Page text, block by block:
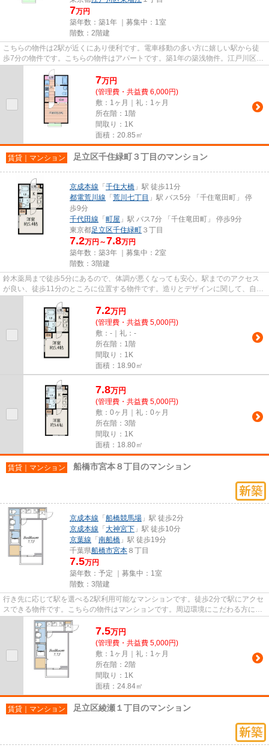
7万円
築年数：築1年 ｜募集中： 1室
階数：2階建
こちらの物件は2駅が近くにあり便利です。電車移動の多い方に嬉しい駅から徒
歩7分の物件です。こちらの物件はアパートです。築1年の築浅物件。江戸川区エ
リアにある賃貸情報のことなら...
7万円
(管理費・共益費 6,000円)
敷：1ヶ月｜礼：1ヶ月
所在階：1階
間取り：1K
面積：20.85㎡
賃貸｜マンション 足立区千住緑町３丁目のマンション
京成本線 「 千住大橋 」駅 徒歩11分
都電荒川線 「 荒川七丁目 」駅 バス5分 「千住竜田町」 停
歩9分
千代田線 「 町屋 」駅 バス7分 「千住竜田町」 停歩9分
東京都足立区千住緑町 ３丁目
7.2万円～7.8万円
築年数：築3年 ｜募集中： 2室
階数：3階建
鈴木薬局まで徒歩5分にあるので、体調が悪くなっても安心。駅までのアクセス
が良い、徒歩11分のところに位置する物件です。造りとデザインに関して、自信
7.2万円
(管理費・共益費 5,000円)
敷：-｜礼：-
所在階：1階
間取り：1K
面積：18.90㎡
7.8万円
(管理費・共益費 5,000円)
敷：0ヶ月｜礼：0ヶ月
所在階：3階
間取り：1K
面積：18.80㎡
賃貸｜マンション 船橋市宮本８丁目のマンション
京成本線 「 船橋競馬場 」駅 徒歩2分
京成本線 「 大神宮下 」駅 徒歩10分
京葉線 「 南船橋 」駅 徒歩19分
千葉県船橋市宮本 ８丁目
7.5万円
築年数：予定 ｜募集中： 1室
階数：3階建
行き先に応じて駅を選べる2駅利用可能なマンションです。徒歩2分で駅にアクセ
スできる物件です。こちらの物件はマンションです。周辺環境にこだわる方にご
紹介したいのが船橋市エリア...
7.5万円
(管理費・共益費 5,000円)
敷：1ヶ月｜礼：1ヶ月
所在階：2階
間取り：1K
面積：24.84㎡
賃貸｜マンション 足立区綾瀬１丁目のマンション